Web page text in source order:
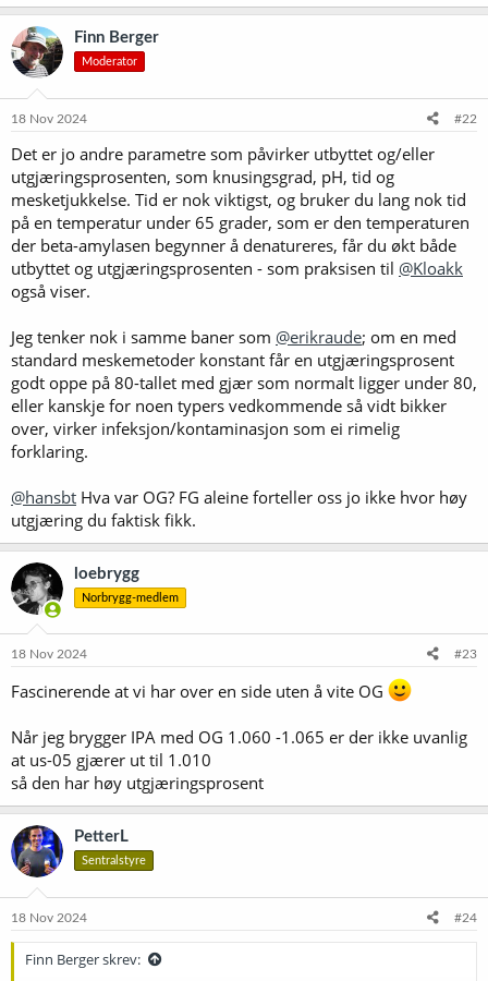
Finn Berger
Moderator
18 Nov 2024 #22
Det er jo andre parametre som påvirker utbyttet og/eller
utgjæringsprosenten, som knusingsgrad, pH, tid og
mesketjukkelse. Tid er nok viktigst, og bruker du lang nok tid
på en temperatur under 65 grader, som er den temperaturen
der beta-amylasen begynner å denatureres, får du økt både
utbyttet og utgjæringsprosenten - som praksisen til @Kloakk
også viser.
Jeg tenker nok i samme baner som @erikraude; om en med
standard meskemetoder konstant får en utgjæringsprosent
godt oppe på 80-tallet med gjær som normalt ligger under 80,
eller kanskje for noen typers vedkommende så vidt bikker
over, virker infeksjon/kontaminasjon som ei rimelig
forklaring.
@hansbt Hva var OG? FG aleine forteller oss jo ikke hvor høy
utgjæring du faktisk fikk.
loebrygg
Norbrygg-medlem
18 Nov 2024 #23
Fascinerende at vi har over en side uten å vite OG
Når jeg brygger IPA med OG 1.060 -1.065 er der ikke uvanlig
at us-05 gjærer ut til 1.010
så den har høy utgjæringsprosent
PetterL
Sentralstyre
18 Nov 2024 #24
Finn Berger skrev: